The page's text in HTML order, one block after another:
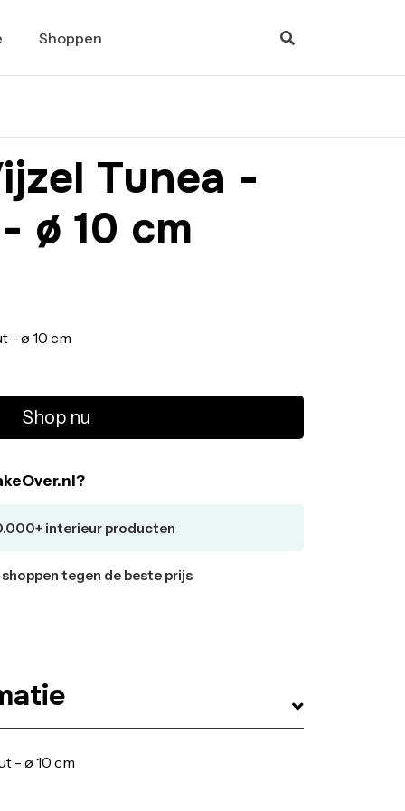
Shoppen
Tunea -
ø 10 cm
- ø 10 cm
Shop nu
interieur producten
tegen de beste prijs
- ø 10 cm